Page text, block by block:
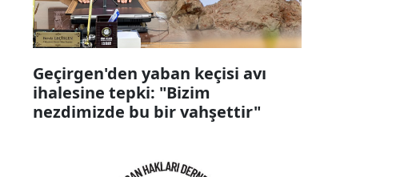
Geçirgen'den yaban keçisi avı
ihalesine tepki: "Bizim
nezdimizde bu bir vahşettir"